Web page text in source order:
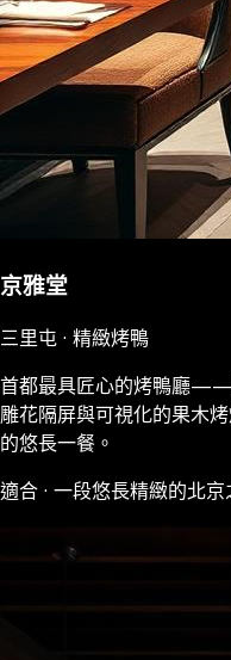
京雅堂
三里屯 · 精緻烤鴨
首都最具匠心的烤鴨廳——
雕花隔屏與可視化的果木
的悠長一餐。
適合 · 一段悠長精緻的北京